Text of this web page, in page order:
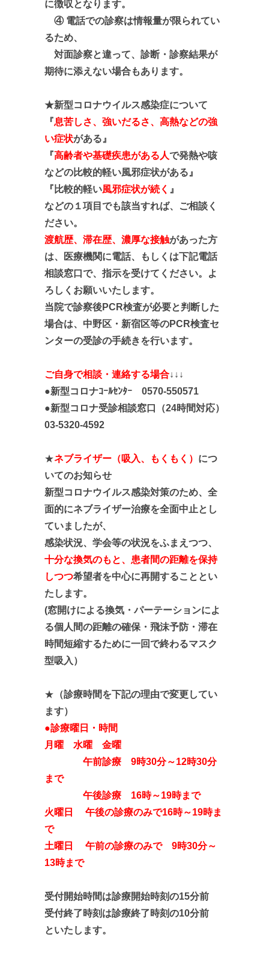
に徴収となります。
④ 電話での診察は情報量が限られてい
るため、
対面診察と違って、診断・診察結果が
期待に添えない場合もあります。
★新型コロナウイルス感染症について
『息苦しさ、強いだるさ、高熱などの強
い症状がある』
『高齢者や基礎疾患がある人で発熱や咳
などの比較的軽い風邪症状がある』
『比較的軽い風邪症状が続く 』
などの１項目でも該当すれば、ご相談く
ださい。
渡航歴、滞在歴、 濃厚な接触があった方
は、
医療機関に電話、もしくは下記電話
相談窓口で、指示を受けてください。よ
ろしくお願いいたします。
当院で診察後PCR検査が必要と判断した
場合は、中野区・新宿区等のPCR検査セ
ンターの受診の手続きを行います。
ご自身で相談・連絡する場合↓↓↓
●新型コロナｺｰﾙｾﾝﾀｰ 0570-550571
●新型コロナ受診相談窓口（24時間対応）
03-5320-4592
★ネブライザー（吸入、もくもく） につ
いてのお知らせ
新型コロナウイルス感染対策のため、 全
面的にネブライザー治療を全面中止とし
ていましたが、
感染状況、学会等の状況をふまえつつ、
十分な換気のもと、患者間の距離を保持
しつつ希望者を中心に再開することとい
たします。
(窓開けによる換気・パーテーションによ
る個人間の距離の確保・飛沫予防 ・滞在
時間短縮するために一回で終わるマスク
型吸入 ）
★ （診療時間を下記の理由で変更してい
ます）
●診療曜日・時間
月曜 水曜 金曜
午前診療 9時30分～12時30分
まで
午後診療 16時～19時まで
火曜日 午後の診療のみで16時～19時ま
で
土曜日 午前の診療のみで 9時30分～
13時まで
受付開始時間は診療開始時刻の15分前
受付終了時刻は診療終了時刻の10分前
といたします。